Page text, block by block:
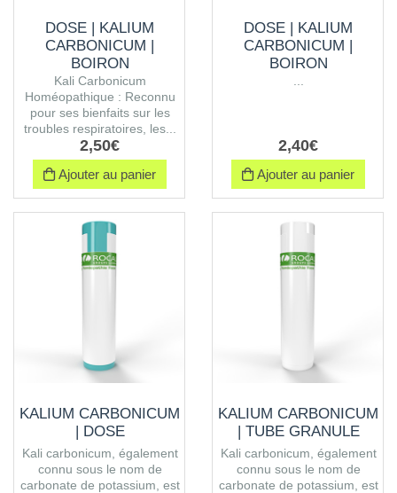
DOSE | KALIUM
CARBONICUM |
BOIRON
Kali Carbonicum
Homéopathique : Reconnu
pour ses bienfaits sur les
troubles respiratoires, les...
2,50€
Ajouter au panier
DOSE | KALIUM
CARBONICUM |
BOIRON
2,40€
Ajouter au panier
KALIUM CARBONICUM
| DOSE
Kali carbonicum, également
connu sous le nom de
carbonate de potassium, est
KALIUM CARBONICUM
| TUBE GRANULE
Kali carbonicum, également
connu sous le nom de
carbonate de potassium, est